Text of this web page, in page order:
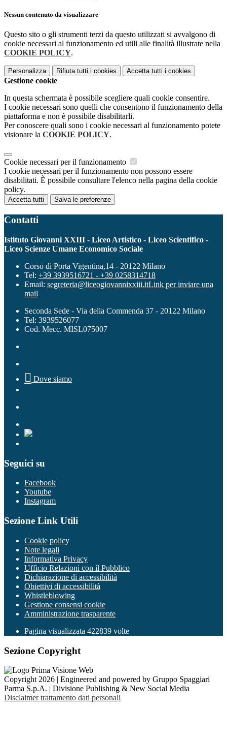
Nessun contenuto da visualizzare
Questo sito o gli strumenti terzi da questo utilizzati si avvalgono di
cookie necessari al funzionamento ed utili alle finalità illustrate nella
COOKIE POLICY.
Personalizza Rifiuta tutti i cookies Accetta tutti i cookies
Gestione cookie
In questa schermata è possibile scegliere quali cookie consentire.
I cookie necessari sono quelli che consentono il funzionamento della
piattaforma e non è possibile disabilitarli.
Per conoscere quali sono i cookie necessari al funzionamento potete
visionare la COOKIE POLICY.
Cookie necessari per il funzionamento
I cookie necessari per il funzionamento non possono essere
disabilitati. È possibile consultare l'elenco nella pagina della cookie
policy.
Accetta tutti Salva le preferenze
Contatti
Istituto Giovanni XXIII - Liceo Artistico - Liceo Scientifico -
Liceo Scienze Umane Economico Sociale
Corso di Porta Vigentina,14 - 20122 Milano
Tel: +39 3939516721 - +39 0258314718
Email: segreteria@liceogiovannixxiii.itLink per inviare una
mail
Seconda Sede - Via della Commenda 37 - 20122 Milano
Tel: 3939526077
Cod. Mecc. MISL075007
 Dove siamo
Seguici su
Facebook
Youtube
Instagram
Sezione Link Utili
Cookie policy
Note legali
Informativa Privacy
Ufficio Relazioni con il Pubblico
Dichiarazione di accessibilità
Obiettivi di accessibilità
Whistleblowing
Gestione consensi cookie
Amministrazione trasparente
Pagina visualizzata 422839 volte
Sezione Copyright
Copyright 2026 | Engineered and powered by Gruppo Spaggiari
Parma S.p.A. | Divisione Publishing & New Social Media
Disclaimer trattamento dati personali